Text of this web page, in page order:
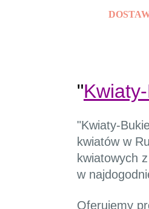
"
"Kwiaty-
kwiatów w
kwiatowych
w
Oferujemy